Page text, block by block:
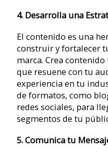
4. Desarrolla una
El contenido es una
construir y fortalecer
marca. Crea
que resuene con tu
experiencia en tu
de formatos, como
redes sociales, para
segmentos de tu
5. Comunica tu